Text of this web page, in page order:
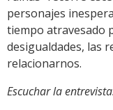
personajes
tiempo atravesado
desigualdades, las
relacionarnos.
Escuchar la